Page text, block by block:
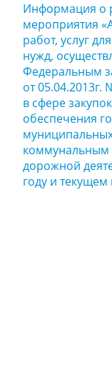
Информация о
мероприятия
работ, услуг
нужд,
Федеральным
от
в сфере
обеспечения
коммунальным
дорожной
году и текущем